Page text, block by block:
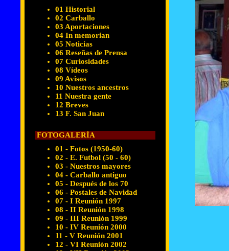
01 Historial
02 Carballo
03 Aportaciones
04 In memorian
05 Noticias
06 Reseñas de Prensa
07 Curiosidades
08 Vídeos
09 Avisos
10 Nuestros ancestros
11 Nuestra gente
12 Breves
13 F. San Juan
FOTOGALERÍA
01 - Fotos (1950-60)
02 - E. Futbol (50 - 60)
03 - Nuestros mayores
04 - Carballo antiguo
05 - Después de los 70
06 - Postales de Navidad
07 - I Reunión 1997
08 - II Reunión 1998
09 - III Reunión 1999
10 - IV Reunión 2000
11 - V Reunión 2001
12 - VI Reunión 2002